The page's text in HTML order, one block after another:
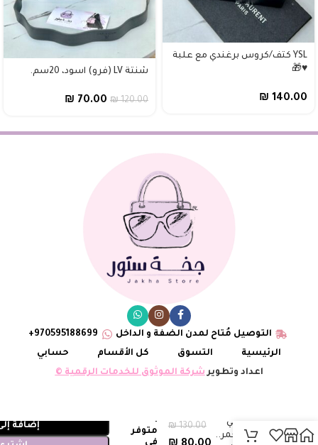
YSL كتف/كروس برغندي مع علبة
♥️🎁
₪ 140.00
شنتة LV (فرو) اسود، 20سم.
₪120.00
₪ 70.00
التوصيل مُتاح لمدن الضفة و الداخل
970595188699+
الرئيسية
التسوق كل الأقسام
حسابي
اعداد وتطويرشركة الموثوق للخدمات الرقمية ©
هيرمز كيلي
جديد 🆕 احمر..
₪130.00
1
متوفر
في
إضافة